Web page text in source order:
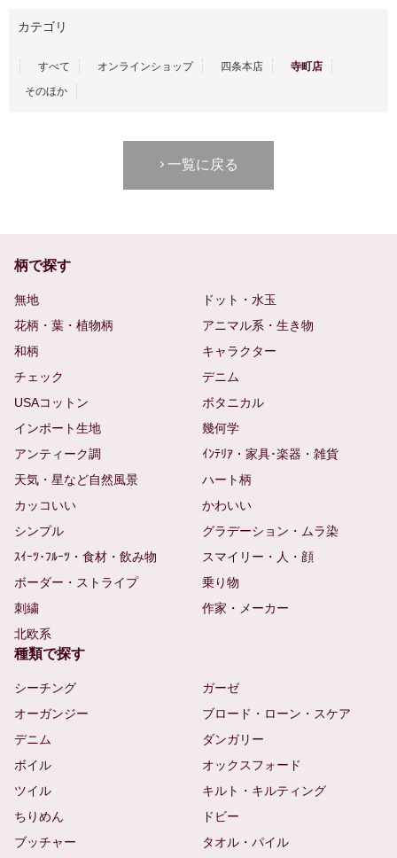
カテゴリ
すべて オンラインショップ 四条本店
寺町店
そのほか
一覧に戻る
柄で探す
無地
ドット・水玉
花柄・葉・植物柄
アニマル系・生き物
和柄
キャラクター
チェック
デニム
USAコットン
ボタニカル
インポート生地
幾何学
アンティーク調
ｲﾝﾃﾘｱ・家具･楽器・雑貨
天気・星など自然風景
ハート柄
カッコいい
かわいい
シンプル
グラデーション・ムラ染
ｽｲｰﾂ･ﾌﾙｰﾂ・食材・飲み物
スマイリー・人・顔
ボーダー・ストライプ
乗り物
刺繍
作家・メーカー
北欧系
種類で探す
シーチング
ガーゼ
オーガンジー
ブロード・ローン・スケア
デニム
ダンガリー
ボイル
オックスフォード
ツイル
キルト・キルティング
ちりめん
ドビー
ブッチャー
タオル・パイル